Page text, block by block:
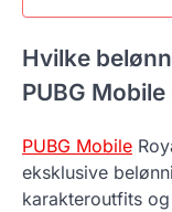
Hvilke
PUBG
PUBG Mobile
eksklusive
karakteroutfits